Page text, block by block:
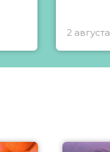
2 августа